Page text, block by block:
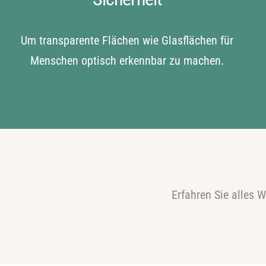
Um transparente Flächen wie Glasflächen für
Menschen optisch erkennbar zu machen.
Erfahren Sie alles